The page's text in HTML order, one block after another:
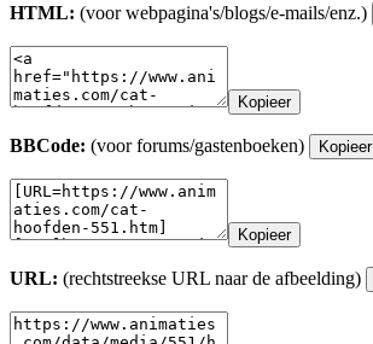
HTML: (voor webpagina's/blogs/e-mails/enz.)
Kopieer
BBCode: (voor forums/gastenboeken) Kopieer
Kopieer
URL: (rechtstreekse URL naar de afbeelding)